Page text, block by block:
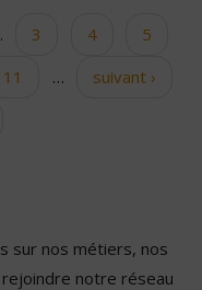
3 4
5
11 …
suivant ›
sur nos métiers, nos
notre réseau